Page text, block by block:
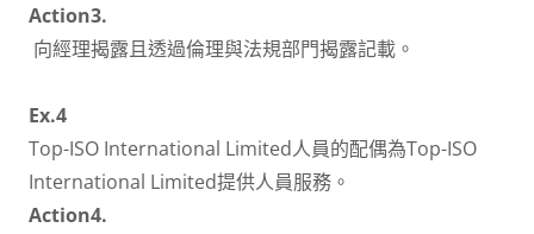
Action3.
向經理揭露且透過倫理與法規部門揭露記載。
Ex.4
Top-ISO International Limited人員的配偶為Top-ISO
International Limited提供人員服務。
Action4.